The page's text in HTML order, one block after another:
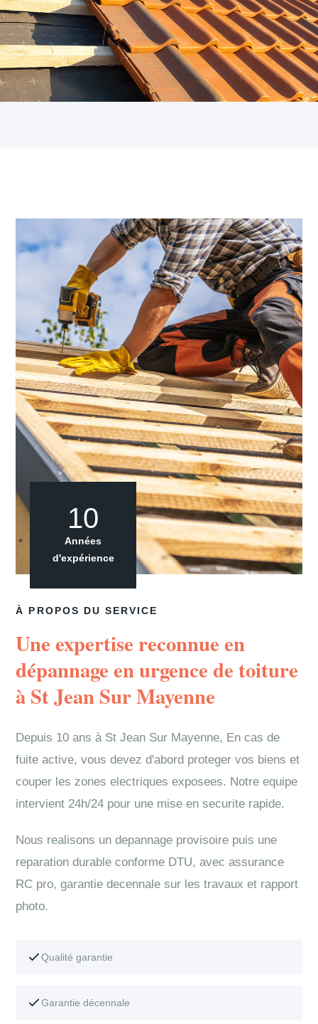
À PROPOS DU SERVICE
Une expertise reconnue en
dépannage en urgence de toiture
à St Jean Sur Mayenne
Depuis 10 ans à St Jean Sur Mayenne, En cas de
fuite active, vous devez d'abord proteger vos biens et
couper les zones electriques exposees. Notre equipe
intervient 24h/24 pour une mise en securite rapide.
Nous realisons un depannage provisoire puis une
reparation durable conforme DTU, avec assurance
RC pro, garantie decennale sur les travaux et rapport
photo.
Qualité garantie
Garantie décennale
10
Années
d'expérience